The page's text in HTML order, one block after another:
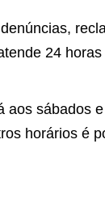
24
sábados
horários é